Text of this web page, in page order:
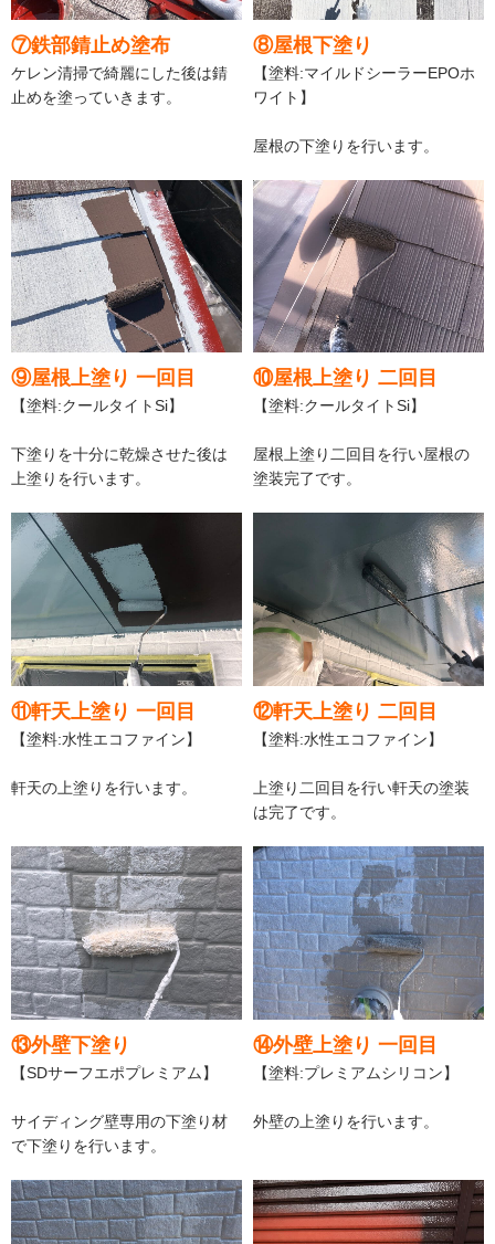
⑦鉄部錆止め塗布
ケレン清掃で綺麗にした後は錆
止めを塗っていきます。
⑧屋根下塗り
【塗料:マイルドシーラーEPOホ
ワイト】
屋根の下塗りを行います。
⑨屋根上塗り 一回目
【塗料:クールタイトSi】
下塗りを十分に乾燥させた後は
上塗りを行います。
⑩屋根上塗り 二回目
【塗料:クールタイトSi】
屋根上塗り二回目を行い屋根の
塗装完了です。
⑪軒天上塗り 一回目
【塗料:水性エコファイン】
軒天の上塗りを行います。
⑫軒天上塗り 二回目
【塗料:水性エコファイン】
上塗り二回目を行い軒天の塗装
は完了です。
⑬外壁下塗り
【SDサーフエポプレミアム】
サイディング壁専用の下塗り材
で下塗りを行います。
⑭外壁上塗り 一回目
【塗料:プレミアムシリコン】
外壁の上塗りを行います。